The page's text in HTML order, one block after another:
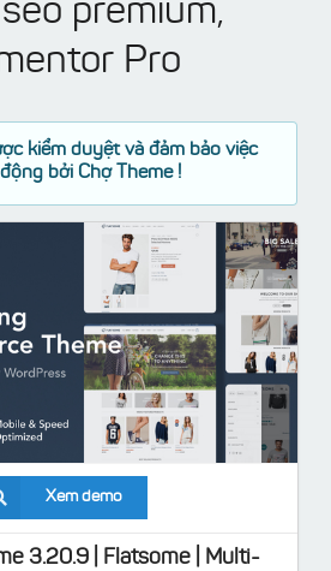
premium,
Pro
kiểm duyệt và đảm bảo việc
bởi Chợ Theme !
Xem demo
3.20.9 | Flatsome | Multi-